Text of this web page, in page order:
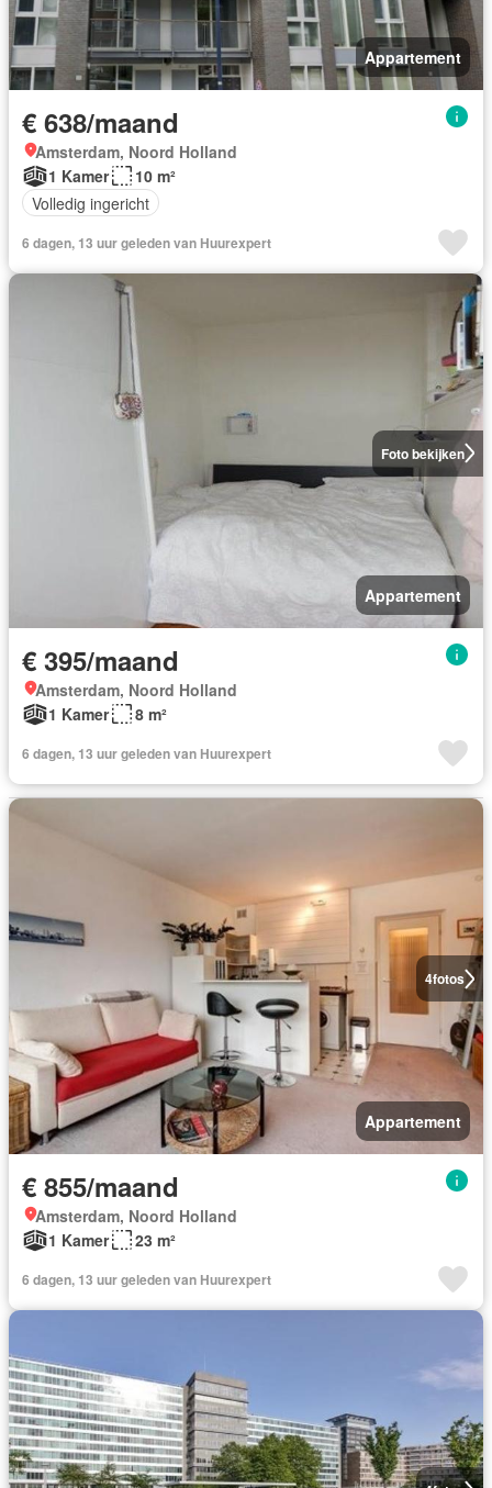
Appartement
€ 638/maand
Amsterdam, Noord Holland
1 Kamer
10 m²
Volledig ingericht
6 dagen, 13 uur geleden van Huurexpert
Foto bekijken
Appartement
€ 395/maand
Amsterdam, Noord Holland
1 Kamer
8 m²
6 dagen, 13 uur geleden van Huurexpert
4fotos
Appartement
€ 855/maand
Amsterdam, Noord Holland
1 Kamer
23 m²
6 dagen, 13 uur geleden van Huurexpert